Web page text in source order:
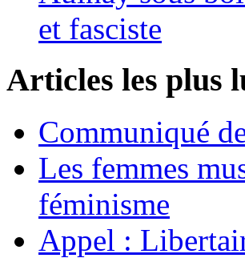
et fasciste
Articles les plus
Communiqué
Les femmes
féminisme
Appel :